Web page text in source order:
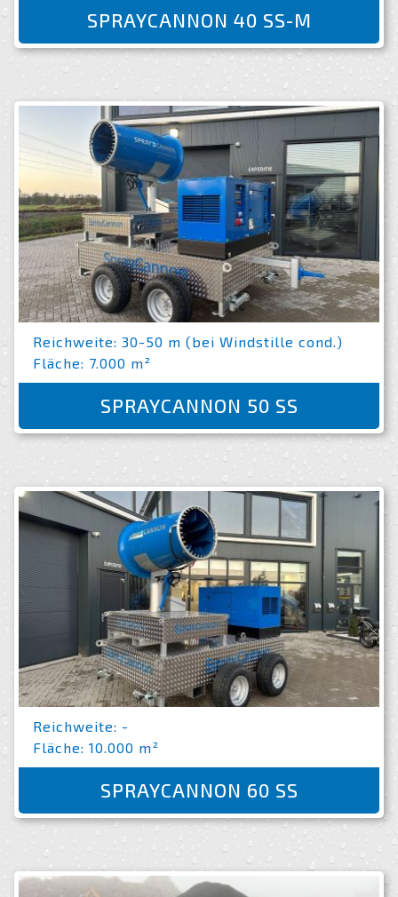
SPRAYCANNON 40 SS-M
Reichweite: 30-50 m (bei Windstille cond.)
Fläche: 7.000 m²
SPRAYCANNON 50 SS
Reichweite: -
Fläche: 10.000 m²
SPRAYCANNON 60 SS